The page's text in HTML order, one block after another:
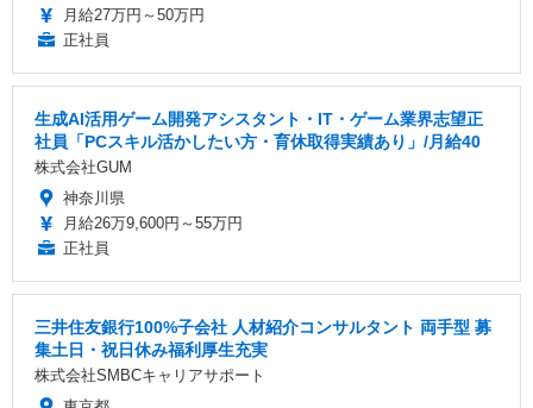
月給27万円～50万円
正社員
生成AI活用ゲーム開発アシスタント・IT・ゲーム業界志望正
社員「PCスキル活かしたい方・育休取得実績あり」/月給40
株式会社GUM
神奈川県
月給26万9,600円～55万円
正社員
三井住友銀行100%子会社 人材紹介コンサルタント 両手型 募
集土日・祝日休み福利厚生充実
株式会社SMBCキャリアサポート